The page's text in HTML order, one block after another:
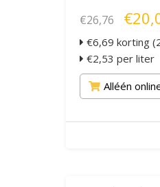
€26,76
€6,69 korting
€2,53 per liter
Alléén